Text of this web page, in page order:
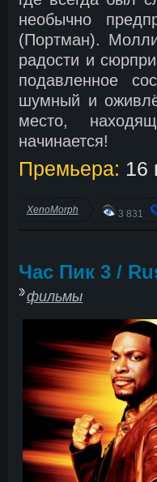
необычно
(Портман).
радости и
подавленное
шумный и
место,
начинается!
Премьера: 16
XenoMorph 3 831
Час Пик 3 /
фильмы